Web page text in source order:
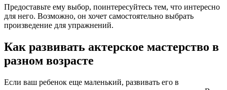
Предоставьте ему выбор, поинтересуйтесь тем, что интересно
для него. Возможно, он хочет самостоятельно выбрать
произведение для упражнений.
Как развивать актерское мастерство в
разном возрасте
Если ваш ребенок еще маленький, развивать его в